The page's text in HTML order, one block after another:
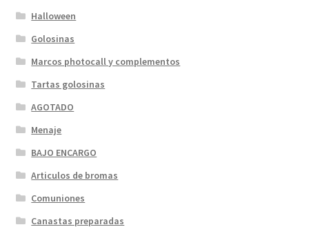
Halloween
Golosinas
Marcos photocall y complementos
Tartas golosinas
AGOTADO
Menaje
BAJO ENCARGO
Articulos de bromas
Comuniones
Canastas preparadas